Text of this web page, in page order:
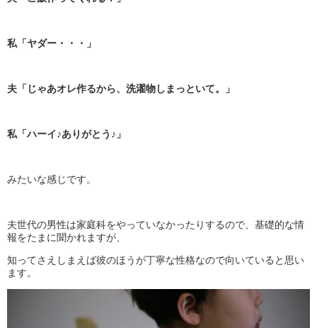
私「ヤダー・・・」
夫「じゃあオレ作るから、洗濯物しまっといて。」
私「ハーイ♪ありがとう♪」
みたいな感じです。
夫世代の男性は家庭科をやっていなかったりするので、基礎的な情
報をたまに聞かれますが、
知ってさえしまえば彼のほうが丁寧な性格なので向いていると思い
ます。